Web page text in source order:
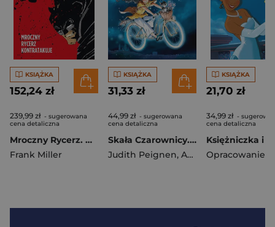
KSIĄŻKA
152,24 zł
239,99 zł - sugerowana
cena detaliczna
Mroczny Rycerz. Mroczny Rycerz kontratakuje. DC Limited
Frank Miller
KSIĄŻKA
31,33 zł
44,99 zł - sugerowana
cena detaliczna
Skała Czarownicy. Czarownica Zora. Tom 5
Judith Peignen, Ariane Delrieu
KSIĄŻKA
21,70 zł
34,99 zł -
cena detaliczna